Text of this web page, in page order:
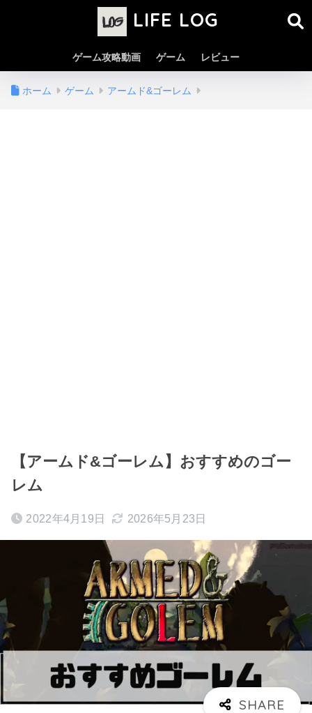
LIFE LOG
ゲーム攻略動画 ゲーム レビュー
ホーム ゲーム アームド&ゴーレム
【アームド&ゴーレム】おすすめのゴー
レム
2022年4月19日 2026年5月23日